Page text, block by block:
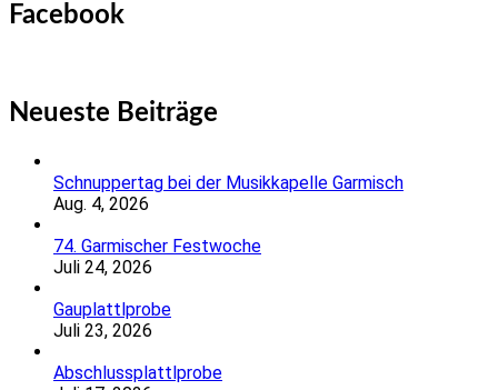
Facebook
Neueste Beiträge
Schnuppertag bei der Musikkapelle Garmisch
Aug. 4, 2026
74. Garmischer Festwoche
Juli 24, 2026
Gauplattlprobe
Juli 23, 2026
Abschlussplattlprobe